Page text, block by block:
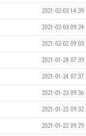
2021-02-03 14:39
2021-02-03 09:24
2021-02-02 09:03
2021-01-28 07:39
2021-01-24 07:37
2021-01-23 09:36
2021-01-22 09:32
2021-01-22 09:29